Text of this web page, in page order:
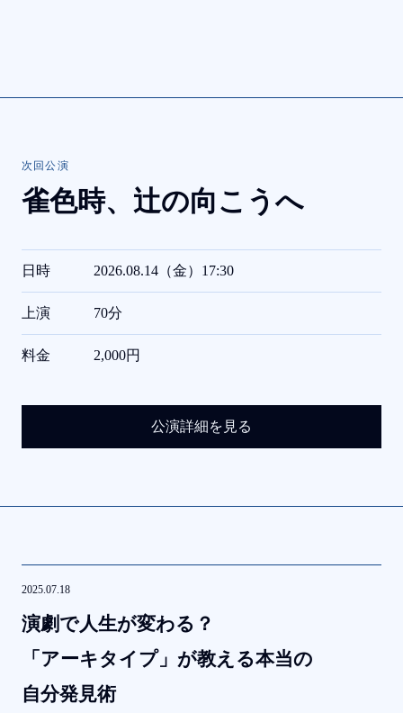
次回公演
雀色時、 辻の向こうへ
日時 2026.08.14（金）17:30
上演 70分
料金 2,000円
公演詳細を見る
2025.07.18
演劇で人生が変わる？
「アーキタイプ」が教える本当の
自分発見術